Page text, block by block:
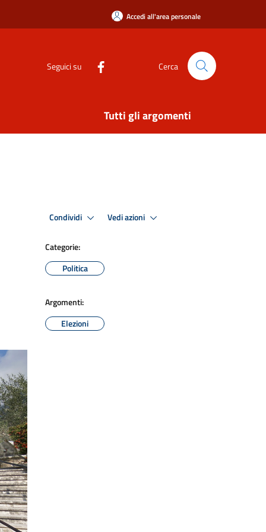
Accedi all'area personale
Seguici su Cerca
Tutti gli argomenti
Condividi Vedi azioni
Categorie:
Politica
Argomenti:
Elezioni